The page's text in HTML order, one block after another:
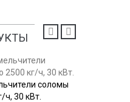
Купить
соломы
30 кВт.